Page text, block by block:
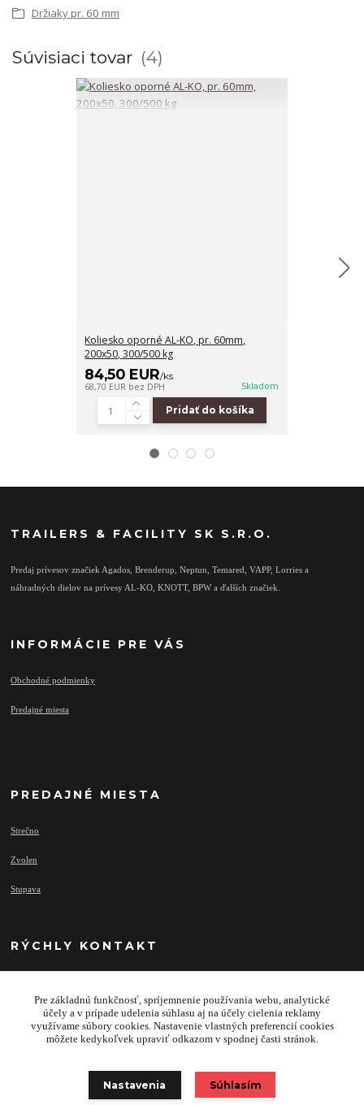
Držiaky pr. 60 mm
Súvisiaci tovar 4
Koliesko oporné AL-KO, pr. 60mm,
200x50, 300/500 kg
84,50 EUR/ks
68,70 EUR bez DPH Skladom
Pridať do košíka
TRAILERS & FACILITY SK S.R.O.
Predaj prívesov značiek Agados, Brenderup, Neptun, Temared, VAPP, Lorries a
náhradných dielov na prívesy AL-KO, KNOTT, BPW a ďalších značiek.
INFORMÁCIE PRE VÁS
Obchodné podmienky
Predajné miesta
PREDAJNÉ MIESTA
Strečno
Zvolen
Stupava
RÝCHLY KONTAKT
info@najprivesy.sk
Pre základnú funkčnosť, spríjemnenie používania webu, analytické
účely a v prípade udelenia súhlasu aj na účely cielenia reklamy
využívame súbory cookies. Nastavenie vlastných preferencií cookies
môžete kedykoľvek upraviť odkazom v spodnej časti stránok.
Nastavenia Súhlasím